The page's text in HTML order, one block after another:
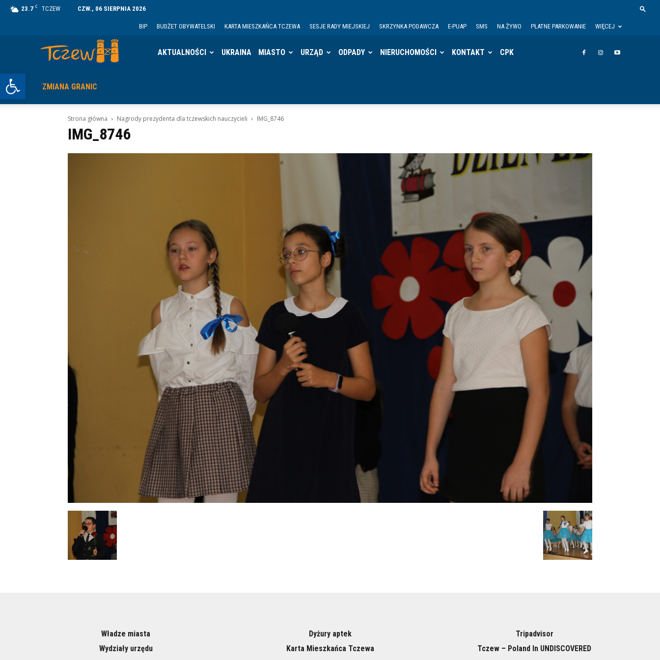
Otwórz pasek narzędzi
23.7 C TCZEW CZW., 06 SIERPNIA 2026
BIP BUDŻET OBYWATELSKI KARTA MIESZKAŃCA TCZEWA SESJE RADY MIEJSKIEJ SKRZYNKA PODAWCZA E-PUAP SMS NA ŻYWO PŁATNE PARKOWANIE WIĘCEJ
AKTUALNOŚCI UKRAINA MIASTO URZĄD ODPADY NIERUCHOMOŚCI KONTAKT CPK
ZMIANA GRANIC
Strona główna Nagrody prezydenta dla tczewskich nauczycieli IMG_8746
IMG_8746
Władze miasta
Wydziały urzędu
Dyżury aptek
Karta Mieszkańca Tczewa
Tripadvisor
Tczew – Poland In UNDISCOVERED